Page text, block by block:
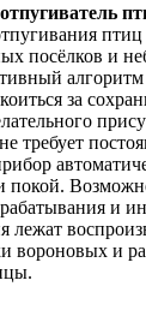
посёлков и
алгоритм
за
требует
и
лежат
вороновых и